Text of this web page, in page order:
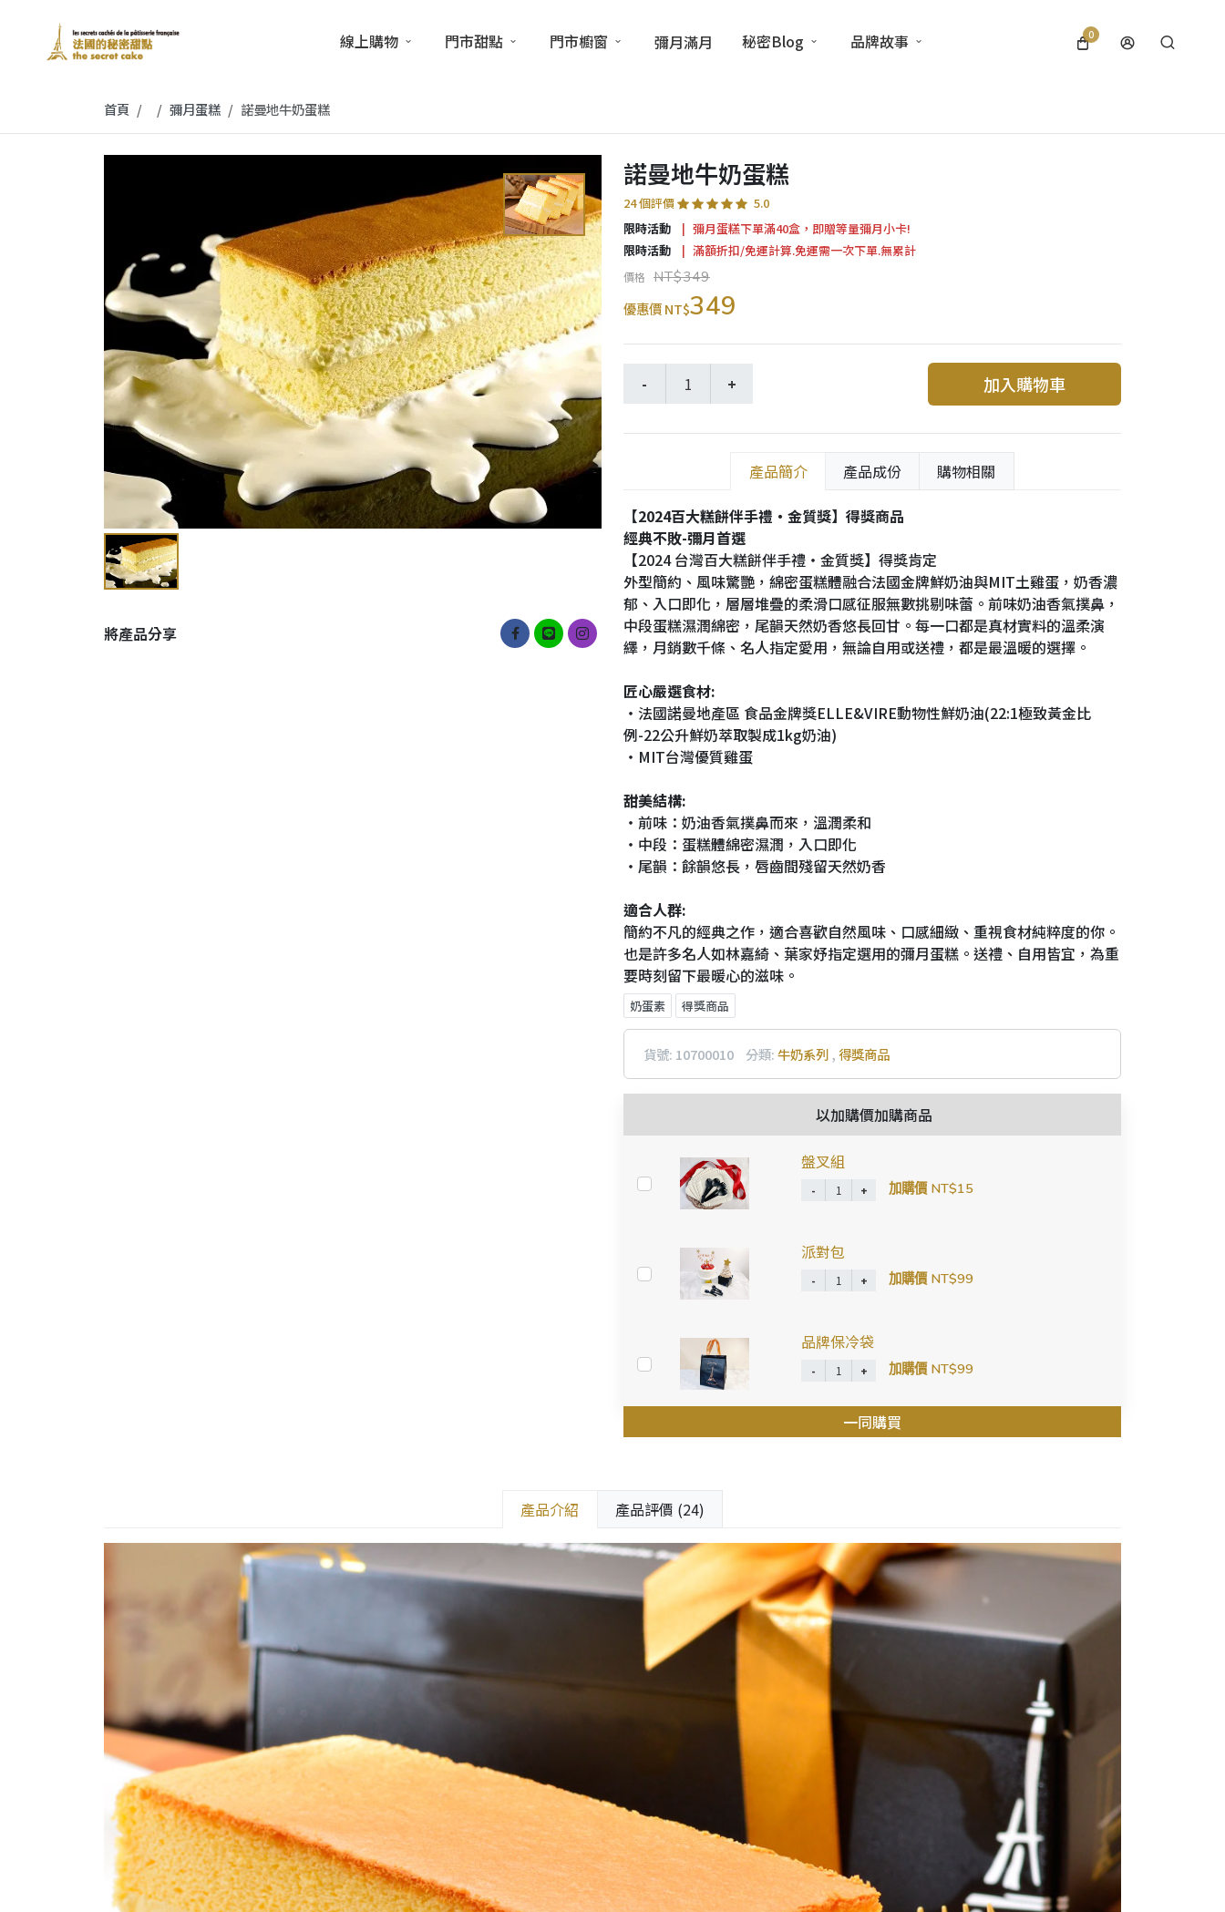
0
線上購物 門市甜點 門市櫥窗 彌月滿月 秘密Blog 品牌故事
首頁 彌月蛋糕 諾曼地牛奶蛋糕
將產品分享
諾曼地牛奶蛋糕
24 個評價
5.0
限時活動
彌月蛋糕下單滿40盒，即贈等量彌月小卡!
限時活動
滿額折扣/免運計算.免運需一次下單.無累計
價格 NT$349
優惠價 NT$349
加入購物車
產品簡介 產品成份 購物相關
【2024百大糕餅伴手禮・金質獎】得獎商品
經典不敗-彌月首選
【2024 台灣百大糕餅伴手禮・金質獎】得獎肯定
外型簡約、風味驚艷，綿密蛋糕體融合法國金牌鮮奶油與MIT土雞蛋，奶香濃
郁、入口即化，層層堆疊的柔滑口感征服無數挑剔味蕾。前味奶油香氣撲鼻，
中段蛋糕濕潤綿密，尾韻天然奶香悠長回甘。每一口都是真材實料的溫柔演
繹，月銷數千條、名人指定愛用，無論自用或送禮，都是最溫暖的選擇。
匠心嚴選食材:
・法國諾曼地產區 食品金牌獎ELLE&VIRE動物性鮮奶油(22:1極致黃金比
例-22公升鮮奶萃取製成1kg奶油)
・MIT台灣優質雞蛋
甜美結構:
・前味：奶油香氣撲鼻而來，溫潤柔和
・中段：蛋糕體綿密濕潤，入口即化
・尾韻：餘韻悠長，唇齒間殘留天然奶香
適合人群:
簡約不凡的經典之作，適合喜歡自然風味、口感細緻、重視食材純粹度的你。
也是許多名人如林嘉綺、葉家妤指定選用的彌月蛋糕。送禮、自用皆宜，為重
要時刻留下最暖心的滋味。
奶蛋素 得獎商品
貨號: 10700010 分類:牛奶系列, 得獎商品
以加購價加購商品
盤叉組
加購價 NT$15
派對包
加購價 NT$99
品牌保冷袋
加購價 NT$99
一同購買
產品介紹 產品評價 (24)